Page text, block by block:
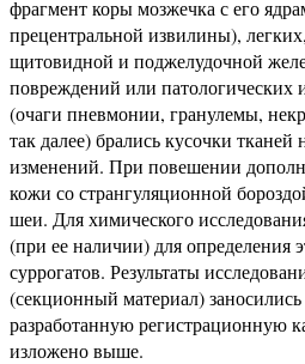
фрагмент коры мозжечка с его
прецентральной извилины),
щитовидной и поджелудочной
повреждений или патологических
(очаги пневмонии, гранулемы,
так далее) брались кусочки тканей
изменений. При повешении
кожи со странгуляционной
шеи. Для химического
(при ее наличии) для определения
суррогатов. Результаты
(секционный материал)
разработанную регистрационную
изложено выше.